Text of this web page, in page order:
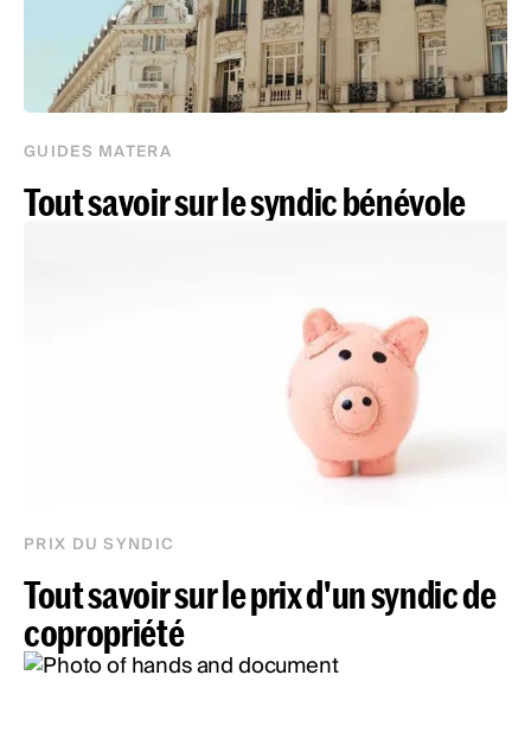
GUIDES MATERA
Tout savoir sur le syndic bénévole
PRIX DU SYNDIC
Tout savoir sur le prix d'un syndic de
copropriété